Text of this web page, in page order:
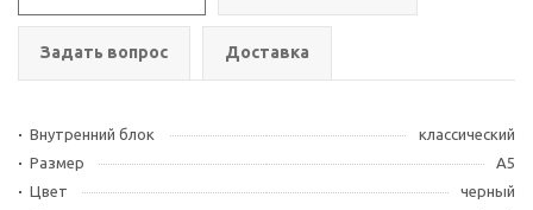
Задать вопрос Доставка
Внутренний блок
классический
Размер
А5
Цвет
черный